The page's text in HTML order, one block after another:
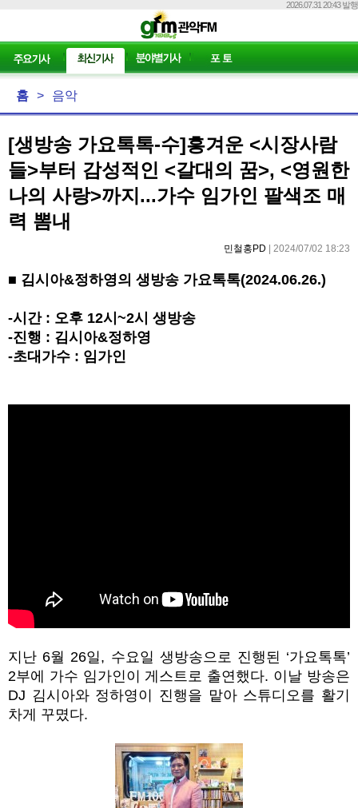
2026.07.31 20:43 발행
홈 > 음악
[생방송 가요톡톡-수]흥겨운 <시장사람
들>부터 감성적인 <갈대의 꿈>, <영원한
나의 사랑>까지...가수 임가인 팔색조 매
력 뽐내
민철홍PD | 2024/07/02 18:23
■ 김시아&정하영의 생방송 가요톡톡(2024.06.26.)
-시간 : 오후 12시 ~2시 생방송
-진행 : 김시아&정하영
-초대가수 : 임가인
지난 6월26일, 수요일 생방송으로 진행된 ‘가요톡톡’
2부에 가수 임가인이 게스트로 출연했다. 이날 방송은
DJ 김시아와 정하영이 진행을 맡아 스튜디오를 활기
차게 꾸몄다.